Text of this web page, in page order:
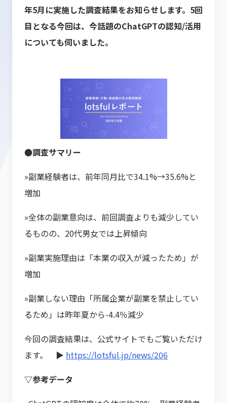
年5月に実施した調査結果をお知らせします。5回
目となる今回は、今話題のChatGPTの認知/活用
についても伺いました。
●調査サマリー
»副業経験者は、前年同月比で34.1%→35.6%と
増加
»全体の副業意向は、前回調査よりも減少してい
るものの、20代男女では上昇傾向
»副業実施理由は「本業の収入が減ったため」が
増加
»副業しない理由「所属企業が副業を禁止してい
るため」は昨年夏から-4.4％減少
今回の調査結果は、公式サイトでもご覧いただけ
ます。 ▶ https://lotsful.jp/news/206
▽参考データ